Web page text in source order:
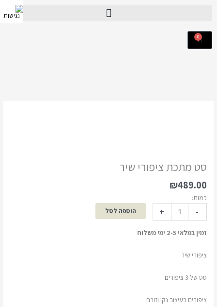
0
עגלת
קניות
סט מתכת ציפורי שיר
₪489.00
כמות:
-
שיר
+ הוספה לסל
זמין במלאי 2-5 ימי משלוח
ציפורי שיר
סט של 3 ציפורים
ציפורים בעיצוב נקי וזורם